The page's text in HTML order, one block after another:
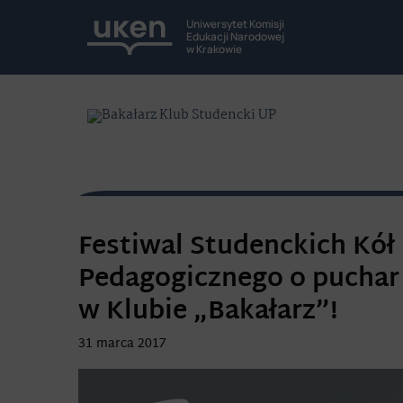
Uniwersytet Komisji
Edukacji Narodowej
w Krakowie
Festiwal Studenckich
Pedagogicznego o
w Klubie „Bakałarz”!
31 marca 2017